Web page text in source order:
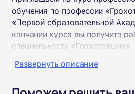
обучения по профессии
«Первой образовательной
кончании курса вы получите
специальность «Грохотовщик»
Развернуть описание